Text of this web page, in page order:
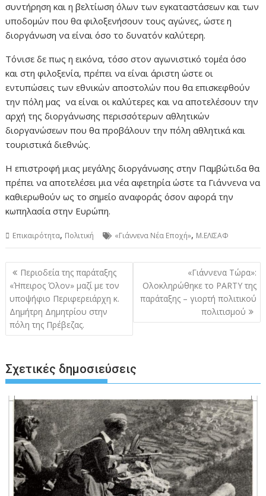
συντήρηση και η βελτίωση όλων των εγκαταστάσεων και των
υποδομών που θα φιλοξενήσουν τους αγώνες, ώστε η
διοργάνωση να είναι όσο το δυνατόν καλύτερη.
Τόνισε δε πως η εικόνα, τόσο στον αγωνιστικό τομέα όσο
και στη φιλοξενία, πρέπει να είναι άριστη ώστε οι
εντυπώσεις των εθνικών αποστολών που θα επισκεφθούν
την πόλη μας να είναι οι καλύτερες και να αποτελέσουν την
αρχή της διοργάνωσης περισσότερων αθλητικών
διοργανώσεων που θα προβάλουν την πόλη αθλητικά και
τουριστικά διεθνώς.
Η επιστροφή μιας μεγάλης διοργάνωσης στην Παμβώτιδα θα
πρέπει να αποτελέσει μια νέα αφετηρία ώστε τα Γιάννενα να
καθιερωθούν ως το σημείο αναφοράς όσον αφορά την
κωπηλασία στην Ευρώπη.
Επικαιρότητα, Πολιτική «Γιάννενα Νέα Εποχή», Μ.ΕΛΙΣΑΦ
Πλοήγηση
άρθρων
Περιοδεία της παράταξης
«Ήπειρος Όλον» μαζί με τον
υποψήφιο Περιφερειάρχη κ.
Δημήτρη Δημητρίου στην
πόλη της Πρέβεζας.
«Γιάννενα Τώρα»:
Ολοκληρώθηκε το PARTY της
παράταξης – γιορτή πολιτικού
πολιτισμού
Σχετικές δημοσιεύσεις